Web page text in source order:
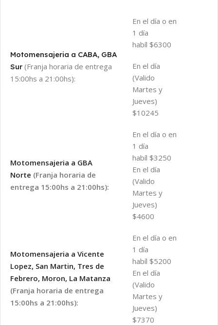
Motomensajeria a CABA, GBA
Sur (Franja horaria de entrega
15:00hs a 21:00hs):
En el día o en
1 día
habíl $6300
En el día
(Valido
Martes y
Jueves)
$10245
Motomensajeria a GBA
Norte (Franja horaria de
entrega 15:00hs a 21:00hs):
En el día o en
1 día
habíl $3250
En el día
(Valido
Martes y
Jueves)
$4600
Motomensajeria a Vicente
Lopez, San Martin, Tres de
Febrero, Moron, La Matanza
(Franja horaria de entrega
15:00hs a 21:00hs):
En el día o en
1 día
habíl $5200
En el día
(Valido
Martes y
Jueves)
$7370